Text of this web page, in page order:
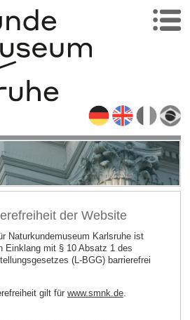
der Website
Naturkundemuseum Karlsruhe ist
Einklang mit § 10 Absatz 1 des
(L-BGG) barrierefrei
gilt für www.smnk.de.